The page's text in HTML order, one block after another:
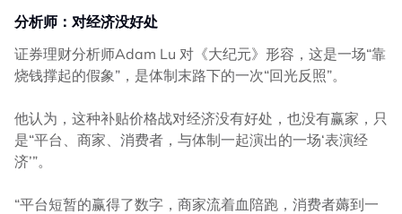
分析师：对经济没好处
证券理财分析师Adam Lu 对《大纪元》形容，这是一场“靠
烧钱撑起的假象”，是体制末路下的一次“回光反照”。
他认为，这种补贴价格战对经济没有好处，也没有赢家，只
是“平台、商家、消费者，与体制一起演出的一场‘表演经
济’”。
“平台短暂的赢得了数字，商家流着血陪跑，消费者薅到一